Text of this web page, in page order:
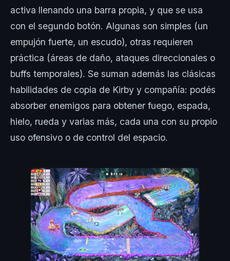
activa llenando una barra propia, y que se usa
con el segundo botón. Algunas son simples (un
empujón fuerte, un escudo), otras requieren
práctica (áreas de daño, ataques direccionales o
buffs temporales). Se suman además las clásicas
habilidades de copia de Kirby y compañía: podés
absorber enemigos para obtener fuego, espada,
hielo, rueda y varias más, cada una con su propio
uso ofensivo o de control del espacio.